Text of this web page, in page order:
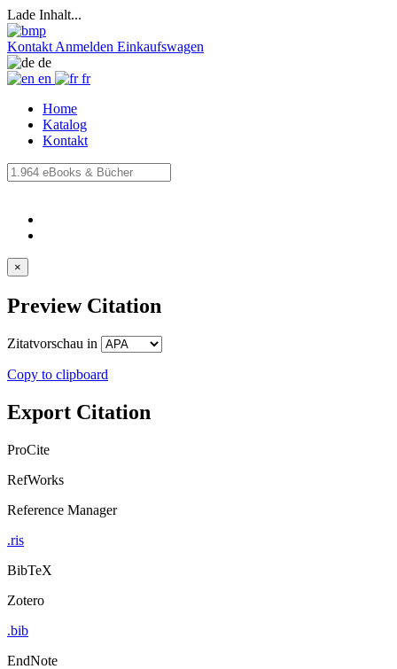
Lade Inhalt...
Kontakt Anmelden Einkaufswagen
de
en
fr
Home
Katalog
Kontakt
×
Preview Citation
Zitatvorschau in
Copy to clipboard
Export Citation
ProCite
RefWorks
Reference Manager
.ris
BibTeX
Zotero
.bib
EndNote